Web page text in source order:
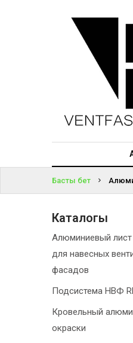
АЛЮМИНИЕВЫЙ
ПРОЕКТИРОВАНИЕ
КІРІҢІЗ
БА?
Басты бет
Каталогы
Алюминиевый лист
для навесных
фасадов
Подсистема НВФ
Кровельный
окраски